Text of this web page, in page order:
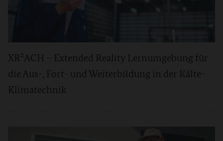
XR²ACH – Extended Reality Lernumgebung für
die Aus-, Fort- und Weiterbildung in der Kälte-
Klimatechnik